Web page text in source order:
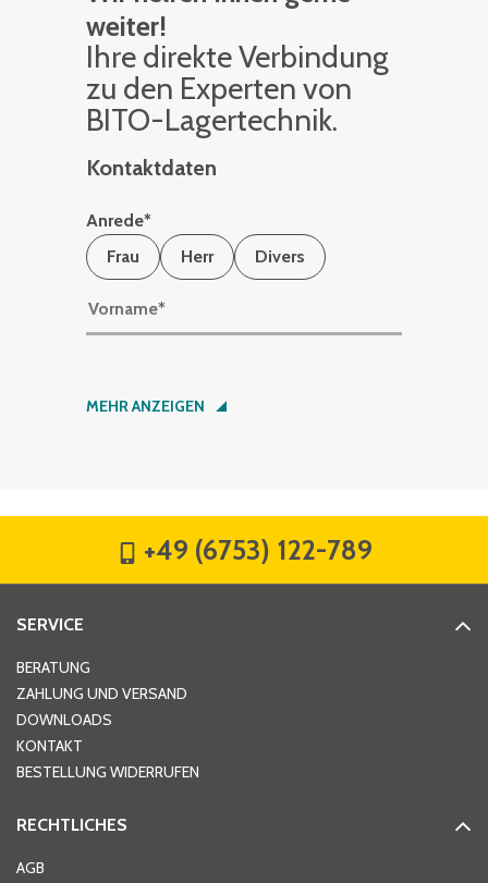
weiter!
Ihre di­rek­te Ver­bin­dung
zu den Ex­per­ten von
BITO-La­ger­tech­nik.
Kontaktdaten
Anrede*
Frau
Herr Divers
Vorname*
Nachname*
Hausnummer
Ort*
MEHR ANZEIGEN
+49 (6753) 122-789
SERVICE
BERATUNG
ZAHLUNG UND VERSAND
DOWNLOADS
KONTAKT
BESTELLUNG WIDERRUFEN
RECHTLICHES
AGB